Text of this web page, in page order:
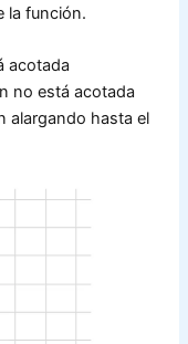
la función.
acotada
no está acotada
alargando hasta el